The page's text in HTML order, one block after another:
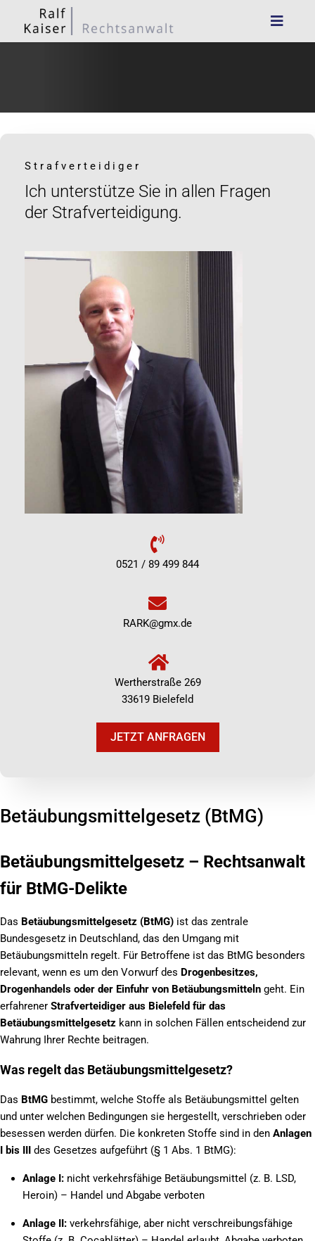
Strafverteidiger
Ich unterstütze Sie in allen Fragen
der Strafverteidigung.
0521 / 89 499 844
RARK@gmx.de
Wertherstraße 269
33619 Bielefeld
JETZT ANFRAGEN
Betäubungsmittelgesetz (BtMG)
Betäubungsmittelgesetz – Rechtsanwalt
für BtMG-Delikte
Das Betäubungsmittelgesetz (BtMG) ist das zentrale
Bundesgesetz in Deutschland, das den Umgang mit
Betäubungsmitteln regelt. Für Betroffene ist das BtMG besonders
relevant, wenn es um den Vorwurf des Drogenbesitzes,
Drogenhandels oder der Einfuhr von Betäubungsmitteln geht. Ein
erfahrener Strafverteidiger aus Bielefeld für das
Betäubungsmittelgesetz kann in solchen Fällen entscheidend zur
Wahrung Ihrer Rechte beitragen.
Was regelt das Betäubungsmittelgesetz?
Das BtMG bestimmt, welche Stoffe als Betäubungsmittel gelten
und unter welchen Bedingungen sie hergestellt, verschrieben oder
besessen werden dürfen. Die konkreten Stoffe sind in den Anlagen
I bis III des Gesetzes aufgeführt (§ 1 Abs. 1 BtMG):
Anlage I: nicht verkehrsfähige Betäubungsmittel (z. B. LSD,
Heroin) – Handel und Abgabe verboten
Anlage II: verkehrsfähige, aber nicht verschreibungsfähige